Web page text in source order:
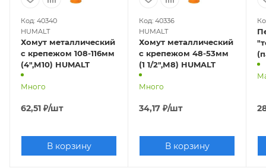
Код: 40340
HUMALT
Хомут металлический
с крепежом 108-116мм
(4",М10) HUMALT
Много
62,51 ₽/шт
В корзину
Код: 40336
HUMALT
Хомут металлический
с крепежом 48-53мм
(1 1/2",М8) HUMALT
Много
34,17 ₽/шт
В корзину